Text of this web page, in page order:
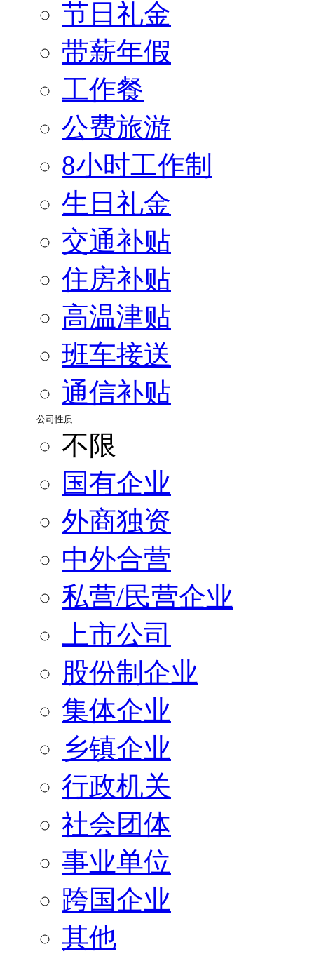
节日礼金
带薪年假
工作餐
公费旅游
8小时工作制
生日礼金
交通补贴
住房补贴
高温津贴
班车接送
通信补贴
不限
国有企业
外商独资
中外合营
私营/民营企业
上市公司
股份制企业
集体企业
乡镇企业
行政机关
社会团体
事业单位
跨国企业
其他